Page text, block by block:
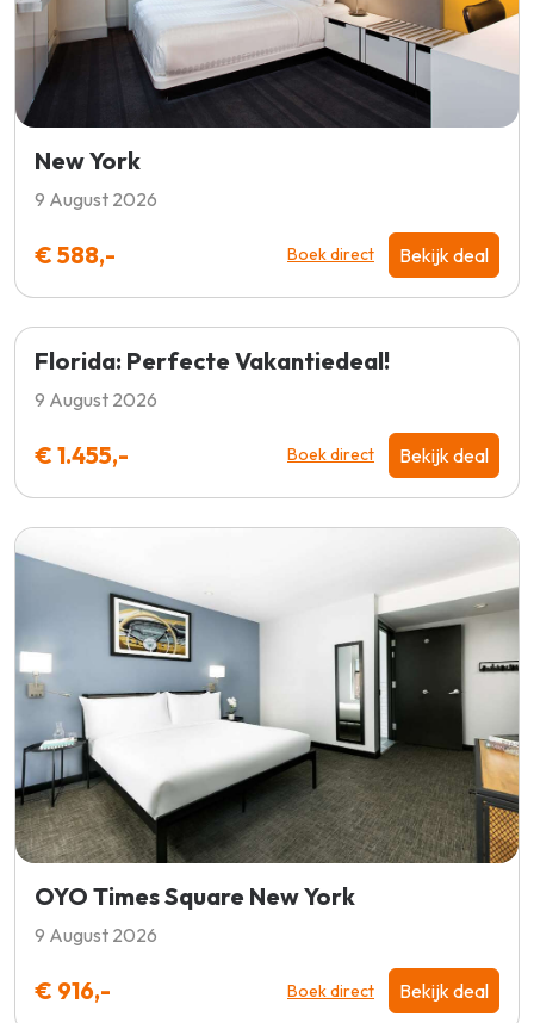
New York
9 August 2026
€ 588,- Boek direct Bekijk deal
Florida: Perfecte Vakantiedeal!
9 August 2026
€ 1.455,- Boek direct Bekijk deal
OYO Times Square New York
9 August 2026
€ 916,- Boek direct Bekijk deal